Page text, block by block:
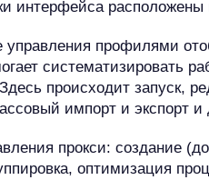
интерфейса расположены
профилями
систематизировать
происходит запуск,
импорт и экспорт и
прокси: создание
оптимизация